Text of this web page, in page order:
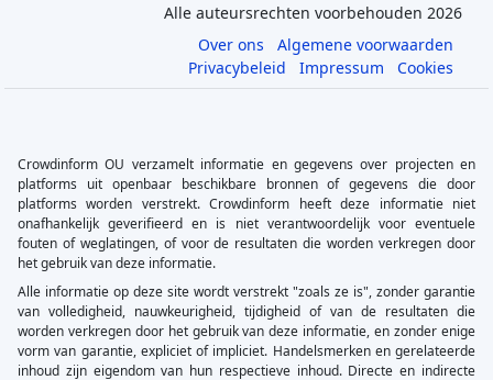
Alle auteursrechten voorbehouden 2026
Over ons
Algemene voorwaarden
Privacybeleid
Impressum Cookies
Crowdinform OU verzamelt informatie en gegevens over projecten en
platforms uit openbaar beschikbare bronnen of gegevens die door
platforms worden verstrekt. Crowdinform heeft deze informatie niet
onafhankelijk geverifieerd en is niet verantwoordelijk voor eventuele
fouten of weglatingen, of voor de resultaten die worden verkregen door
het gebruik van deze informatie.
Alle informatie op deze site wordt verstrekt "zoals ze is", zonder garantie
van volledigheid, nauwkeurigheid, tijdigheid of van de resultaten die
worden verkregen door het gebruik van deze informatie, en zonder enige
vorm van garantie, expliciet of impliciet. Handelsmerken en gerelateerde
inhoud zijn eigendom van hun respectieve inhoud. Directe en indirecte